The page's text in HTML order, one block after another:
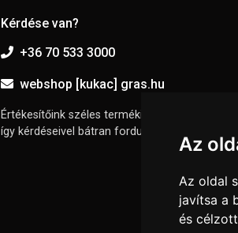
Az
Az oldal
javítsa a
és
Kérdése van?
+36 70 533 3000
webshop [kukac] gras.hu
Értékesítőink széles termékismerettel
így kérdéseivel bátran fordulhat hozzájuk.